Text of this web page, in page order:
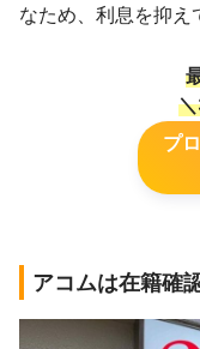
なため、利息を抑え
プ
アコムは在籍確